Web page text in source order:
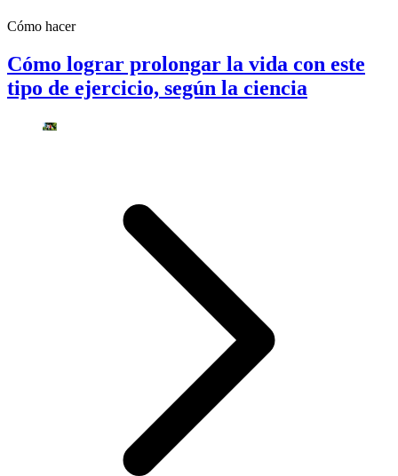
Cómo hacer
Cómo lograr prolongar la vida con este
tipo de ejercicio, según la ciencia